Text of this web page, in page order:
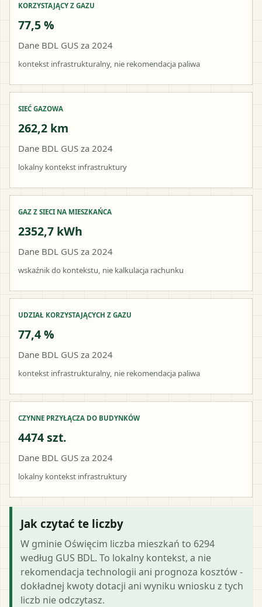
KORZYSTAJĄCY Z GAZU
77,5 %
Dane BDL GUS za 2024
kontekst infrastrukturalny, nie rekomendacja paliwa
SIEĆ GAZOWA
262,2 km
Dane BDL GUS za 2024
lokalny kontekst infrastruktury
GAZ Z SIECI NA MIESZKAŃCA
2352,7 kWh
Dane BDL GUS za 2024
wskaźnik do kontekstu, nie kalkulacja rachunku
UDZIAŁ KORZYSTAJĄCYCH Z GAZU
77,4 %
Dane BDL GUS za 2024
kontekst infrastrukturalny, nie rekomendacja paliwa
CZYNNE PRZYŁĄCZA DO BUDYNKÓW
4474 szt.
Dane BDL GUS za 2024
lokalny kontekst infrastruktury
Jak czytać te liczby
W gminie Oświęcim liczba mieszkań to 6294
według GUS BDL. To lokalny kontekst, a nie
rekomendacja technologii ani prognoza kosztów -
dokładnej kwoty dotacji ani wyniku wniosku z tych
liczb nie odczytasz.